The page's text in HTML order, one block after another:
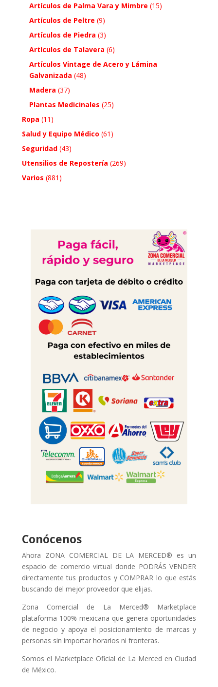
Artículos de Palma Vara y Mimbre (15)
Artículos de Peltre (9)
Artículos de Piedra (3)
Artículos de Talavera (6)
Artículos Vintage de Acero y Lámina
Galvanizada (48)
Madera (37)
Plantas Medicinales (25)
Ropa (11)
Salud y Equipo Médico (61)
Seguridad (43)
Utensilios de Repostería (269)
Varios (881)
Conócenos
Ahora ZONA COMERCIAL DE LA MERCED® es un
espacio de comercio virtual donde PODRÁS VENDER
directamente tus productos y COMPRAR lo que estás
buscando del mejor proveedor que elijas.
Zona Comercial de La Merced® Marketplace
plataforma 100% mexicana que genera oportunidades
de negocio y apoya el posicionamiento de marcas y
personas sin importar horarios ni fronteras.
Somos el Marketplace Oficial de La Merced en Ciudad
de México.